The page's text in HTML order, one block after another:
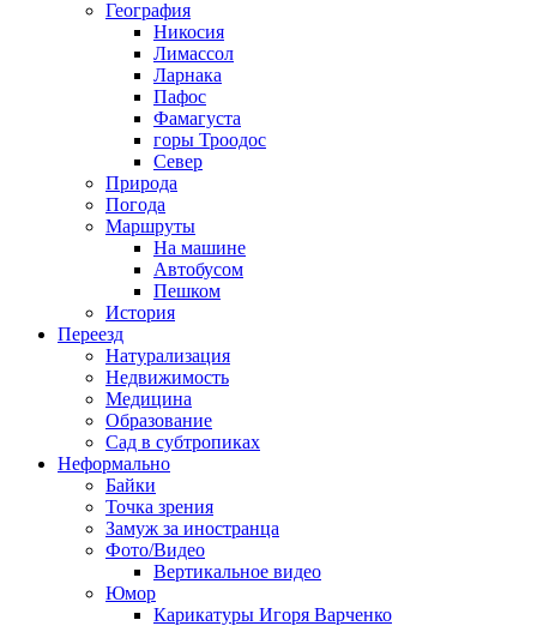
География
Никосия
Лимассол
Ларнака
Пафос
Фамагуста
горы Троодос
Север
Природа
Погода
Маршруты
На машине
Автобусом
Пешком
История
Переезд
Натурализация
Недвижимость
Медицина
Образование
Сад в субтропиках
Неформально
Байки
Точка зрения
Замуж за иностранца
Фото/Видео
Вертикальное видео
Юмор
Карикатуры Игоря Варченко